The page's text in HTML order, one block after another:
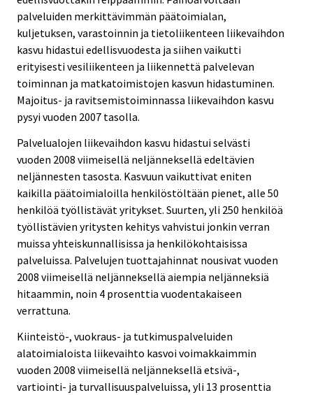
palveluiden merkittävimmän päätoimialan,
kuljetuksen, varastoinnin ja tietoliikenteen liikevaihdon
kasvu hidastui edellisvuodesta ja siihen vaikutti
erityisesti vesiliikenteen ja liikennettä palvelevan
toiminnan ja matkatoimistojen kasvun hidastuminen.
Majoitus- ja ravitsemistoiminnassa liikevaihdon kasvu
pysyi vuoden 2007 tasolla.
Palvelualojen liikevaihdon kasvu hidastui selvästi
vuoden 2008 viimeisellä neljänneksellä edeltävien
neljännesten tasosta. Kasvuun vaikuttivat eniten
kaikilla päätoimialoilla henkilöstöltään pienet, alle 50
henkilöä työllistävät yritykset. Suurten, yli 250 henkilöä
työllistävien yritysten kehitys vahvistui jonkin verran
muissa yhteiskunnallisissa ja henkilökohtaisissa
palveluissa. Palvelujen tuottajahinnat nousivat vuoden
2008 viimeisellä neljänneksellä aiempia neljänneksiä
hitaammin, noin 4 prosenttia vuodentakaiseen
verrattuna.
Kiinteistö-, vuokraus- ja tutkimuspalveluiden
alatoimialoista liikevaihto kasvoi voimakkaimmin
vuoden 2008 viimeisellä neljänneksellä etsivä-,
vartiointi- ja turvallisuuspalveluissa, yli 13 prosenttia